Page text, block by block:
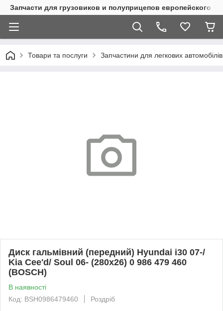
Запчасти для грузовиков и полуприцепов европейского
Товари та послуги Запчастини для легкових автомобілів
Диск гальмівний (передний) Hyundai i30 07-/
Kia Cee'd/ Soul 06- (280x26) 0 986 479 460
(BOSCH)
В наявності
Код: BSH0986479460
Роздріб